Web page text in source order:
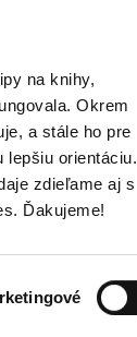
na knihy,
Okrem
a stále ho pre
orientáciu.
zdieľame aj s
Ďakujeme!